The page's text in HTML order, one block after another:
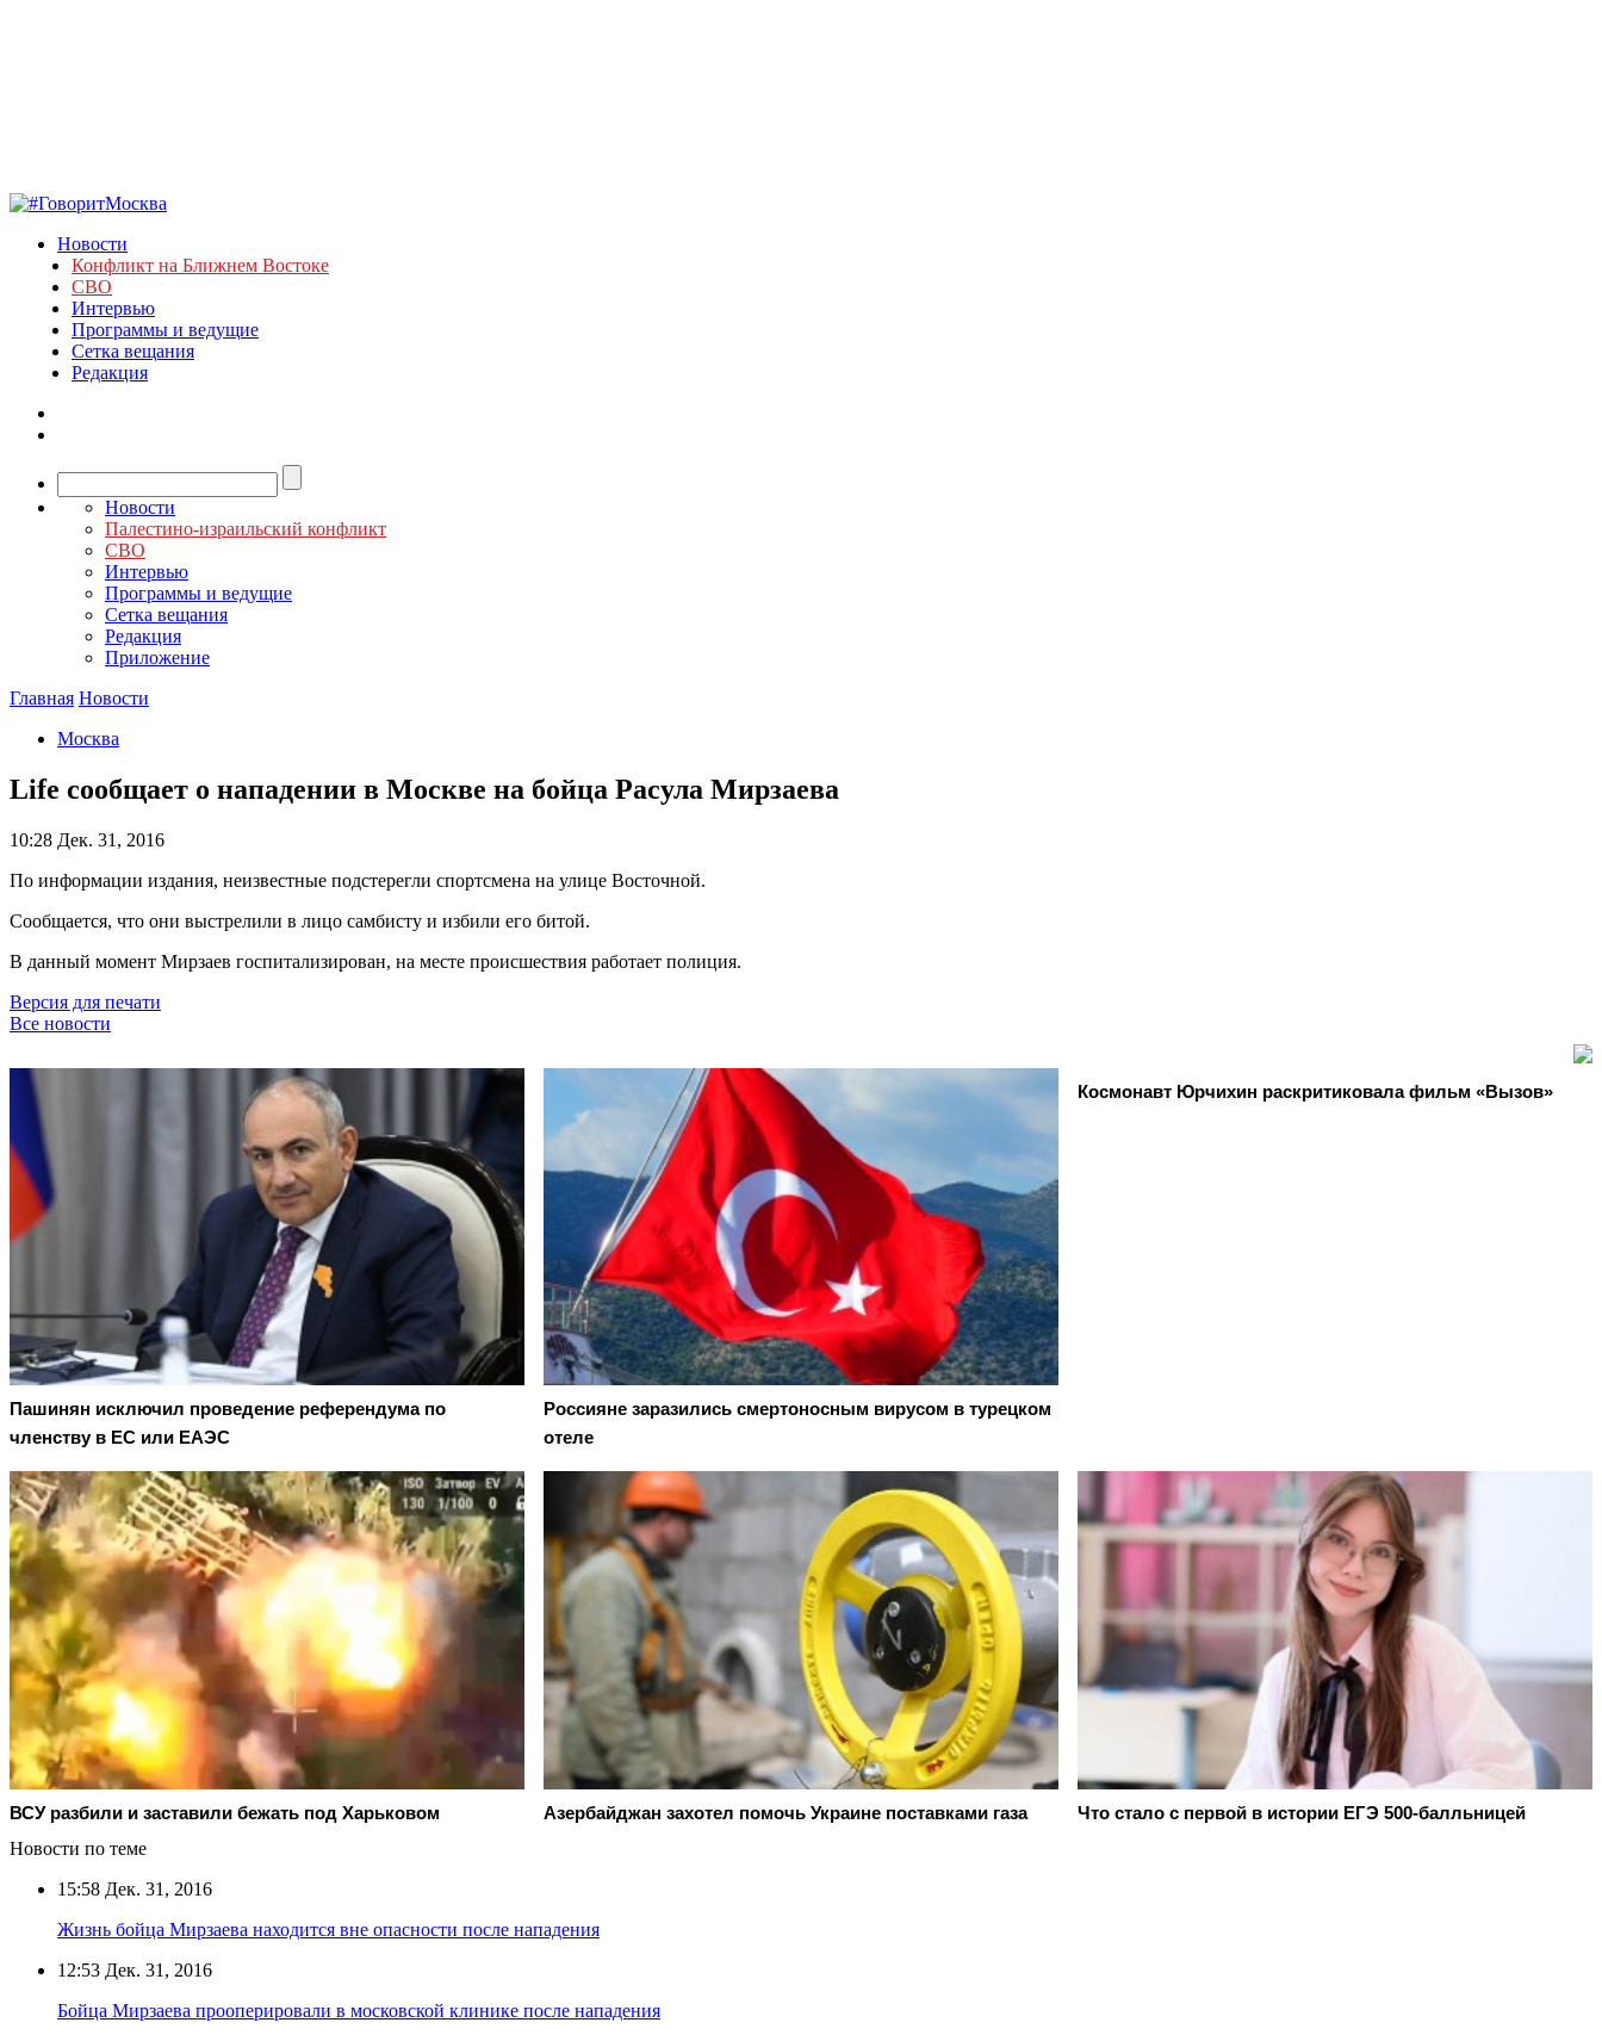
Новости
Конфликт на Ближнем Востоке
СВО
Интервью
Программы и ведущие
Сетка вещания
Редакция
Новости
Палестино-израильский конфликт
СВО
Интервью
Программы и ведущие
Сетка вещания
Редакция
Приложение
Главная Новости
Москва
Life сообщает о нападении в Москве на бойца Расула Мирзаева
10:28 Дек. 31, 2016
По информации издания, неизвестные подстерегли спортсмена на улице Восточной.
Сообщается, что они выстрелили в лицо самбисту и избили его битой.
В данный момент Мирзаев госпитализирован, на месте происшествия работает полиция.
Версия для печати
Все новости
Пашинян исключил проведение референдума по
членству в ЕС или ЕАЭС
Россияне заразились смертоносным вирусом в турецком
отеле
Космонавт Юрчихин раскритиковала фильм «Вызов»
ВСУ разбили и заставили бежать под Харьковом Азербайджан захотел помочь Украине поставками газа
Что стало с первой в истории ЕГЭ 500-балльницей
Новости по теме
15:58 Дек. 31, 2016
Жизнь бойца Мирзаева находится вне опасности после нападения
12:53 Дек. 31, 2016
Бойца Мирзаева прооперировали в московской клинике после нападения